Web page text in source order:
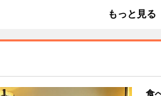
もっと見る
食